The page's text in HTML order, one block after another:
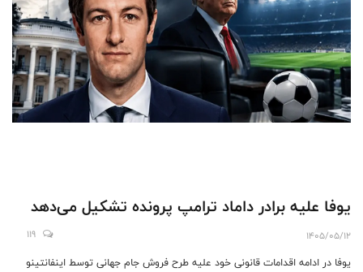
یوفا علیه برادر داماد ترامپ پرونده تشکیل می‌دهد
1405/05/12
119
یوفا در ادامه اقدامات قانونی خود علیه طرح فروش جام جهانی توسط اینفانتینو